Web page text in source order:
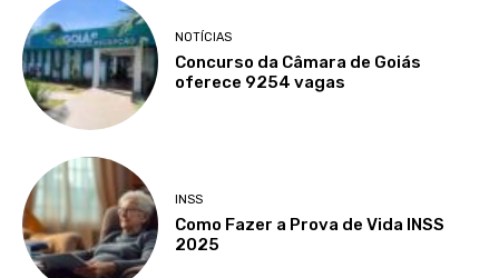
NOTÍCIAS
Concurso da Câmara de Goiás
oferece 9254 vagas
INSS
Como Fazer a Prova de Vida INSS
2025